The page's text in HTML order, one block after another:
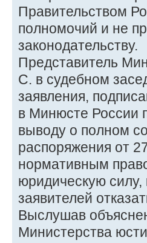
Правительством
полномочий и не
законодательству.
Представитель
С. в судебном
заявления,
в Минюсте России
выводу о полном
распоряжения от
нормативным
юридическую силу,
заявителей
Выслушав
Министерства